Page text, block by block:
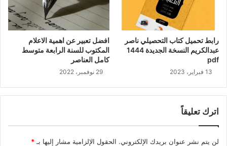
رابط تحميل كتاب التحصيلي ناصر
عبدالكريم النسخة الجديدة 1444
pdf
13 فبراير، 2023
افضل تعبير عن اهمية الاعلام
المكتوب للسنة الرابعة متوسط
كامل العناصر
29 نوفمبر، 2022
اترك تعليقاً
لن يتم نشر عنوان بريدك الإلكتروني. الحقول الإلزامية مشار إليها بـ *